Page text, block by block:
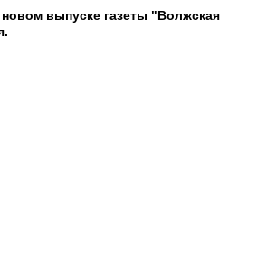
выпуске газеты "Волжская